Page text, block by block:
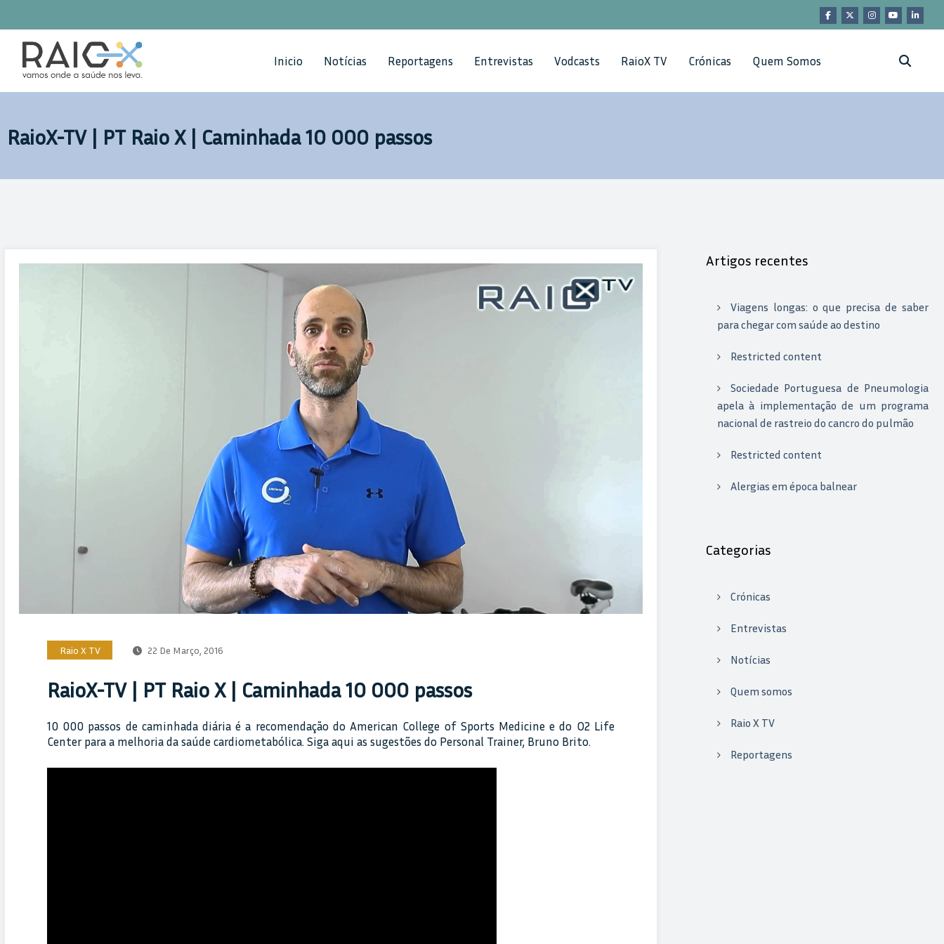
conteúdo
Inicio Notícias Reportagens Entrevistas Vodcasts RaioX TV Crónicas Quem Somos
RaioX-TV | PT Raio X | Caminhada 10 000 passos
Raio X TV 22 De Março, 2016
RaioX-TV | PT Raio X | Caminhada 10 000 passos
10 000 passos de caminhada diária é a recomendação do American College of Sports Medicine e do O2 Life
Center para a melhoria da saúde cardiometabólica. Siga aqui as sugestões do Personal Trainer, Bruno Brito.
Artigos recentes
Viagens longas: o que precisa de saber
para chegar com saúde ao destino
Restricted content
Sociedade Portuguesa de Pneumologia
apela à implementação de um programa
nacional de rastreio do cancro do pulmão
Restricted content
Alergias em época balnear
Categorias
Crónicas
Entrevistas
Notícias
Quem somos
Raio X TV
Reportagens